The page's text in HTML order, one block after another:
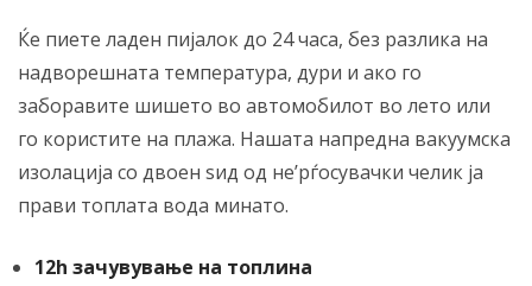
Ќе пиете ладен пијалок до 24 часа, без разлика на
надворешната температура, дури и ако го
заборавите шишето во автомобилот во лето или
го користите на плажа. Нашата напредна вакуумска
изолација со двоен ѕид од не’рѓосувачки челик ја
прави топлата вода минато.
12h зачувување на топлина